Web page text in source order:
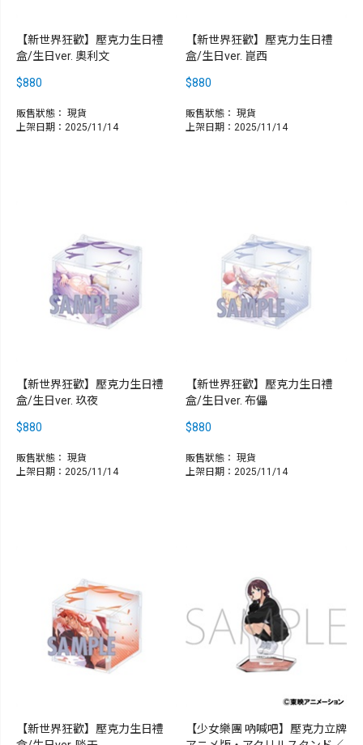
【新世界狂歡】壓克力生日禮
盒/生日ver. 奧利文
$880
販售狀態： 現貨
上架日期：2025/11/14
【新世界狂歡】壓克力生日禮
盒/生日ver. 崑西
$880
販售狀態： 現貨
上架日期：2025/11/14
【新世界狂歡】壓克力生日禮
盒/生日ver. 玖夜
$880
販售狀態： 現貨
上架日期：2025/11/14
【新世界狂歡】壓克力生日禮
盒/生日ver. 布儡
$880
販售狀態： 現貨
上架日期：2025/11/14
【新世界狂歡】壓克力生日禮
【少女樂團 吶喊吧】壓克力立牌